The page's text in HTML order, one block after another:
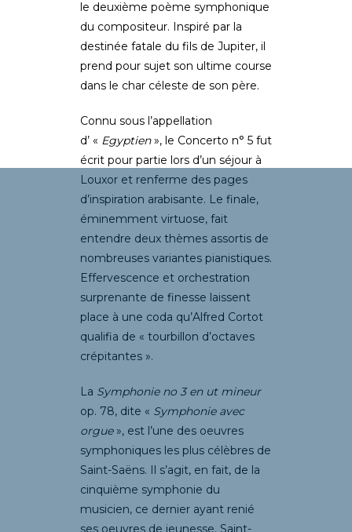
le deuxième poème symphonique
du compositeur. Inspiré par la
destinée fatale du fils de Jupiter, il
prend pour sujet son ultime course
dans le char céleste de son père.
Connu sous l’appellation
d’ « Egyptien», le Concerto n° 5 fut
écrit pour partie lors d’un séjour à
Louxor et renferme des pages
d’inspiration arabisante. Le finale,
éminemment virtuose, fait
entendre deux thèmes assortis de
nombreuses variantes pianistiques.
Effervescence et orchestration
surprenante de finesse laissent
place à une coda qu’Alfred Cortot
qualifia de « tourbillon d’octaves
crépitantes ».
La Symphonie no 3 en ut mineur
op. 78, dite « Symphonie avec
orgue », est l’une des oeuvres
symphoniques les plus célèbres de
Saint-Saëns. Il s’agit, en fait, de la
cinquième symphonie du
musicien, ce dernier ayant renié
ses oeuvres de jeunesse. Saint-